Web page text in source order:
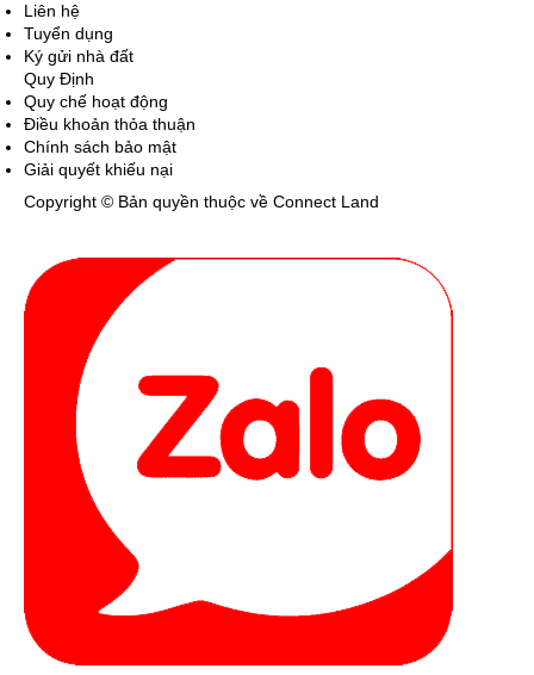
Liên hệ
Tuyển dụng
Ký gửi nhà đất
Quy Định
Quy chế hoạt động
Điều khoản thỏa thuận
Chính sách bảo mật
Giải quyết khiếu nại
Copyright © Bản quyền thuộc về Connect Land